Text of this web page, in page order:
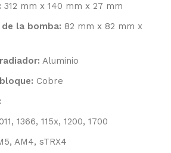
312 mm x 140 mm x 27 mm
de la bomba: 82 mm x 82 mm x
Aluminio
Cobre
1366, 115x, 1200, 1700
AM4, sTRX4